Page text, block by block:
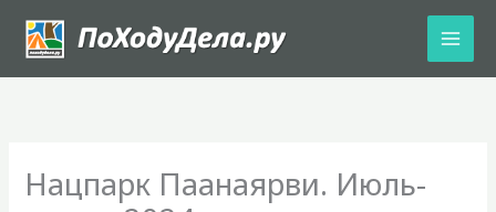
содержимому
Нацпарк Паанаярви. Июль-